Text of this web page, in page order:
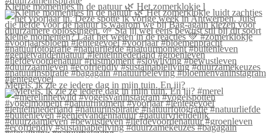
Kleine momentjes in de natuur 🌿 Het zomerklokje l
Merels, ik zie ze iedere dag in mijn tuin. En jij?